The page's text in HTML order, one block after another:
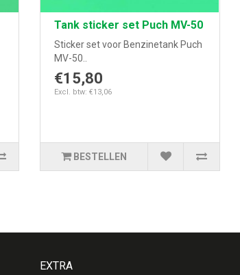
Tank sticker set Puch MV-50
Sticker set voor Benzinetank Puch
MV-50..
€15,80
Excl. btw: €13,06
BESTELLEN
EXTRA